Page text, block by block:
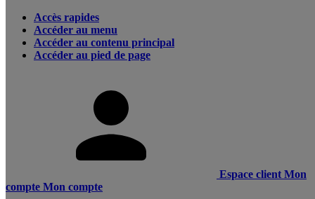
Accès rapides
Accéder au menu
Accéder au contenu principal
Accéder au pied de page
Espace client Mon
compte Mon compte